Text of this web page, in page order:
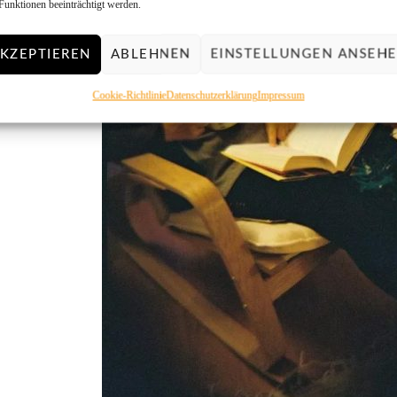
beeinträchtigt werden.
ABLEHNEN EINSTELLUNGEN
Cookie-RichtlinieDatenschutzerklärungImpressum